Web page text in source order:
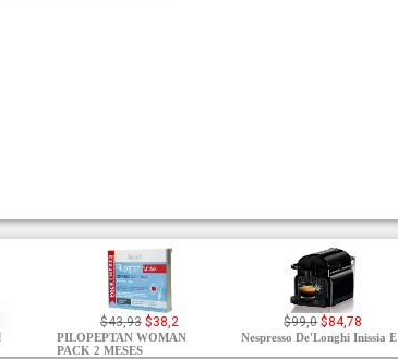
$43,93 $38,2
PILOPEPTAN WOMAN
PACK 2 MESES
$99,0 $84,78
Nespresso De'Longhi Inissia E